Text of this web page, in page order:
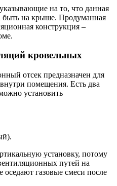
на то, что данная
быть на крыше. Продуманная
конструкция –
кровельных
отсек предназначен для
помещения. Есть два
установить
установку, потому
путей на
газовые смеси после